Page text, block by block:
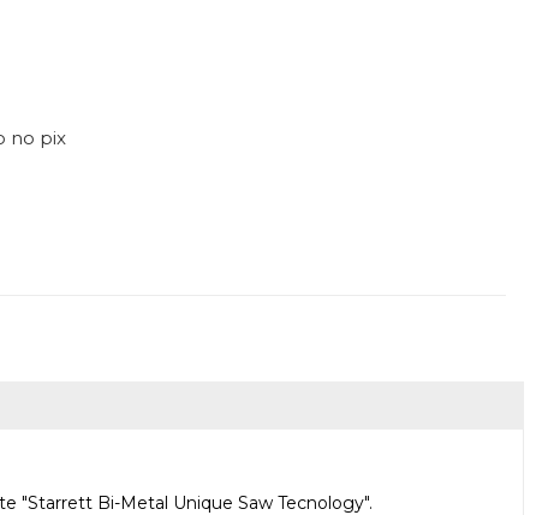
no pix
"Starrett Bi-Metal Unique Saw Tecnology".